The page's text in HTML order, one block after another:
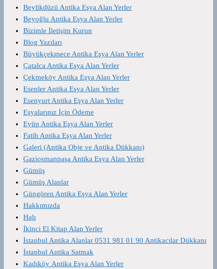
Beylikdüzü Antika Eşya Alan Yerler
Beyoğlu Antika Eşya Alan Yerler
Bizimle İletişim Kurun
Blog Yazıları
Büyükçekmece Antika Eşya Alan Yerler
Çatalca Antika Eşya Alan Yerler
Çekmeköy Antika Eşya Alan Yerler
Esenler Antika Eşya Alan Yerler
Esenyurt Antika Eşya Alan Yerler
Eşyalarınız İçin Ödeme
Eyüp Antika Eşya Alan Yerler
Fatih Antika Eşya Alan Yerler
Galeri (Antika Obje ve Antika Dükkanı)
Gaziosmanpaşa Antika Eşya Alan Yerler
Gümüş
Gümüş Alanlar
Güngören Antika Eşya Alan Yerler
Hakkımızda
Halı
İkinci El Kitap Alan Yerler
İstanbul Antika Alanlar 0531 981 01 90 Antikacılar Dükkanı
İstanbul Antika Satmak
Kadıköy Antika Eşya Alan Yerler